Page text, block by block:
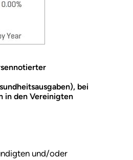
bei
in den Vereinigten
und/oder